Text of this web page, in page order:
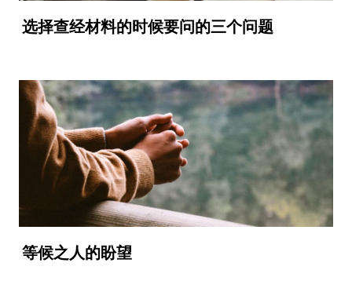
选择查经材料的时候要问的三个问题
等候之人的盼望